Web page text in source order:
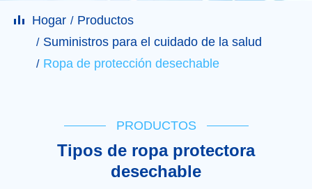
Hogar
Productos
Suministros para el cuidado de la salud
Ropa de protección desechable
PRODUCTOS
Tipos de ropa protectora
desechable